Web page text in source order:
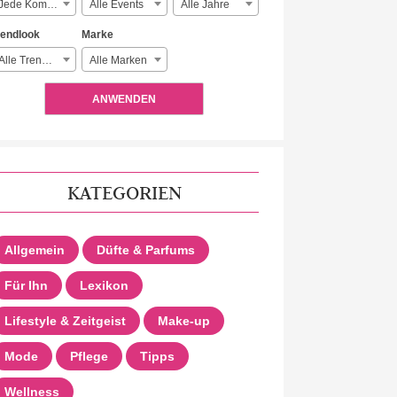
Jede Komplexität Alle Events Alle Jahre
Alle Trendlooks
Marke
Alle Marken
ANWENDEN
KATEGORIEN
Allgemein Düfte & Parfums
Für Ihn Lexikon
Lifestyle & Zeitgeist Make-up
Mode Pflege Tipps
Wellness